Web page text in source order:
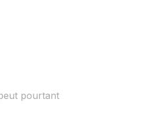
pourtant